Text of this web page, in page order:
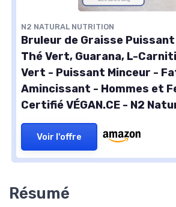
N2 NATURAL NUTRITION
Bruleur de Graisse
Thé Vert, Guarana, L-
Vert - Puissant Minceur -
Amincissant - Hommes et
Certifié VÉGAN.CE - N2
Voir l'offre
Résumé